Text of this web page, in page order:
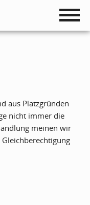
aus Platzgründen
nicht immer die
meinen wir